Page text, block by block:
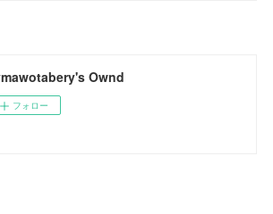
Ownd
フォロー